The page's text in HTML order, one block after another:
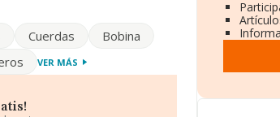
sector.
a los niveles de facturación
puestos en el ranking sectorial,
Especiales Carrascosa
Cuerdas
Bobina
VER MÁS